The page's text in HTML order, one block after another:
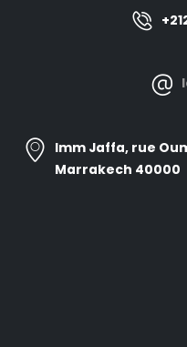
Imm Jaffa, rue
Marrakech 40000